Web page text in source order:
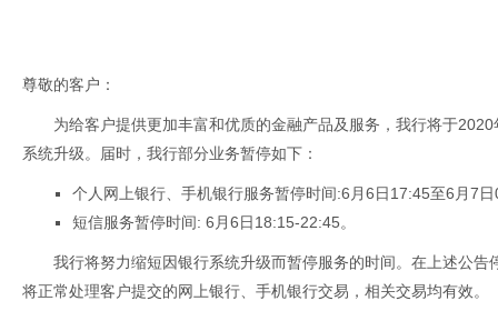
尊敬的客户：
为给客户提供更加丰富和优质的金融产品及服务，我行将于
系统升级。届时，我行部分业务暂停如下：
个人网上银行、手机银行服务暂停时间:6月6日17:45至6月7
短信服务暂停时间: 6月6日18:15-22:45。
我行将努力缩短因银行系统升级而暂停服务的时间。在上述公
将正常处理客户提交的网上银行、手机银行交易，相关交易均有效。